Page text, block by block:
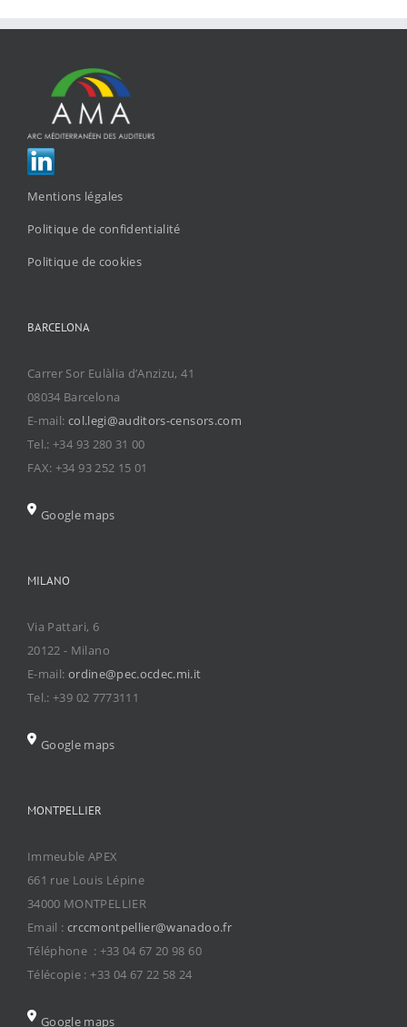
Mentions légales
Politique de confidentialité
Politique de cookies
BARCELONA
Carrer Sor Eulàlia d’Anzizu, 41
08034 Barcelona
E-mail: col.legi@auditors-censors.com
Tel.: +34 93 280 31 00
FAX: +34 93 252 15 01
Google maps
MILANO
Via Pattari, 6
20122 - Milano
E-mail: ordine@pec.ocdec.mi.it
Tel.: +39 02 7773111
Google maps
MONTPELLIER
Immeuble APEX
661 rue Louis Lépine
34000 MONTPELLIER
Email : crccmontpellier@wanadoo.fr
Téléphone : +33 04 67 20 98 60
Télécopie : +33 04 67 22 58 24
Google maps